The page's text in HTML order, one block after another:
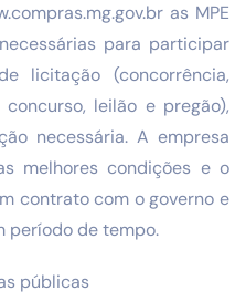
as MPE
para participar
licitação (concorrência,
leilão e pregão),
necessária. A empresa
melhores condições e o
contrato com o governo e
período de tempo.
públicas